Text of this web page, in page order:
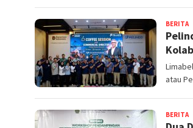
BERITA
atau
BERITA